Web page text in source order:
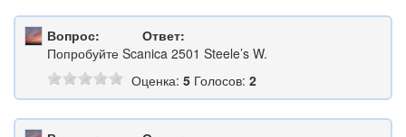
Вопрос:
Ответ:
Попробуйте Scanica 2501 Steele’s W.
Оценка: 5 Голосов: 2